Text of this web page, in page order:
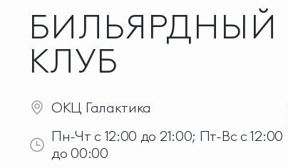
БИЛЬЯРДНЫЙ
КЛУБ
ОКЦ Галактика
Пн-Чт с 12:00 до 21:00; Пт-Вс с 12:00
до 00:00